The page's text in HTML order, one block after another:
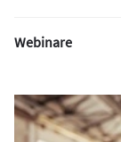
Webinare